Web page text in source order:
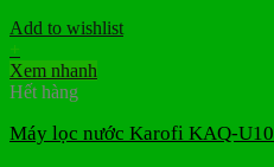
Add to wishlist
+
Xem nhanh
Hết hàng
Máy lọc nước Karofi KAQ-U10